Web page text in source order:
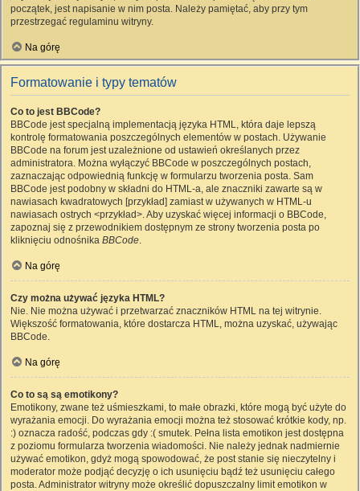
początek, jest napisanie w nim posta. Należy pamiętać, aby przy tym
przestrzegać regulaminu witryny.
Na górę
Formatowanie i typy tematów
Co to jest BBCode?
BBCode jest specjalną implementacją języka HTML, która daje lepszą
kontrolę formatowania poszczególnych elementów w postach. Używanie
BBCode na forum jest uzależnione od ustawień określanych przez
administratora. Można wyłączyć BBCode w poszczególnych postach,
zaznaczając odpowiednią funkcję w formularzu tworzenia posta. Sam
BBCode jest podobny w składni do HTML-a, ale znaczniki zawarte są w
nawiasach kwadratowych [przykład] zamiast w używanych w HTML-u
nawiasach ostrych <przykład>. Aby uzyskać więcej informacji o BBCode,
zapoznaj się z przewodnikiem dostępnym ze strony tworzenia posta po
kliknięciu odnośnika BBCode.
Na górę
Czy można używać języka HTML?
Nie. Nie można używać i przetwarzać znaczników HTML na tej witrynie.
Większość formatowania, które dostarcza HTML, można uzyskać, używając
BBCode.
Na górę
Co to są są emotikony?
Emotikony, zwane też uśmieszkami, to małe obrazki, które mogą być użyte do
wyrażania emocji. Do wyrażania emocji można też stosować krótkie kody, np.
:) oznacza radość, podczas gdy :( smutek. Pełna lista emotikon jest dostępna
z poziomu formularza tworzenia wiadomości. Nie należy jednak nadmiernie
używać emotikon, gdyż mogą spowodować, że post stanie się nieczytelny i
moderator może podjąć decyzję o ich usunięciu bądź też usunięciu całego
posta. Administrator witryny może określić dopuszczalny limit emotikon w